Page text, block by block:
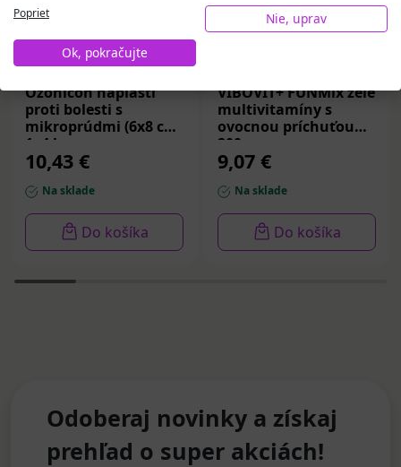
Ozonicon náplasti
proti bolesti s
mikroprúdmi (6x8 cm)
1x4 ks
10,43 €
Na sklade
Do košíka
VIBOVIT+ FUNMix želé
multivitamíny s
ovocnou príchuťou
200 g
9,07 €
Na sklade
Do košíka
Odoberaj novinky a získaj
prehľad o super akciách!
Poprieť
Nie, uprav
Ok, pokračujte